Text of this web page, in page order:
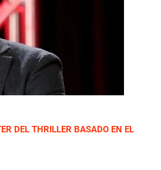
DEL THRILLER BASADO EN EL